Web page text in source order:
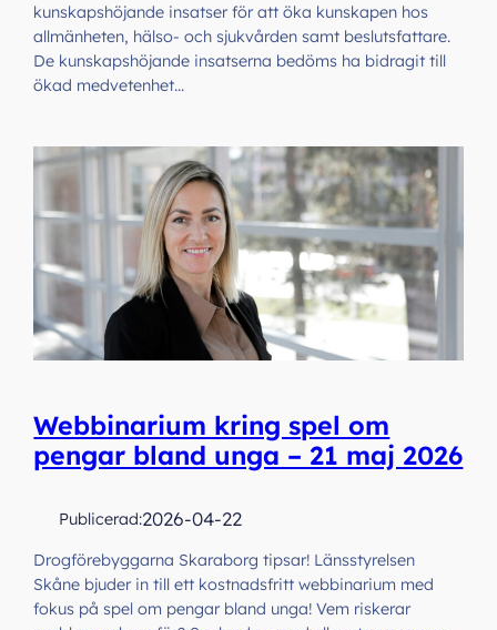
kunskapshöjande insatser för att öka kunskapen hos
allmänheten, hälso- och sjukvården samt beslutsfattare.
De kunskapshöjande insatserna bedöms ha bidragit till
ökad medvetenhet…
Webbinarium kring spel om
pengar bland unga – 21 maj 2026
Publicerad:2026-04-22
Drogförebyggarna Skaraborg tipsar! Länsstyrelsen
Skåne bjuder in till ett kostnadsfritt webbinarium med
fokus på spel om pengar bland unga! Vem riskerar